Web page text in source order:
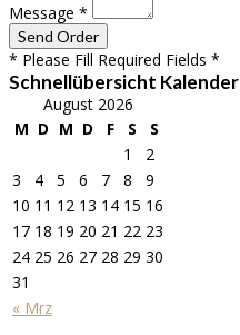
Message *
* Please Fill Required Fields *
Schnellübersicht Kalender
August 2026
M D M D F S S
« Mrz
1
2
3
4 5 6 7 8
9
10 11 12 13 14 15 16
17 18 19 20 21 22 23
24 25 26 27 28 29 30
31